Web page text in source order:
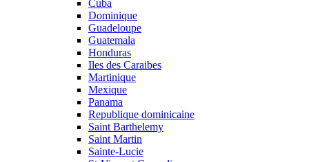
Cuba
Dominique
Guadeloupe
Guatemala
Honduras
Iles des Caraibes
Martinique
Mexique
Panama
Republique dominicaine
Saint Barthelemy
Saint Martin
Sainte-Lucie